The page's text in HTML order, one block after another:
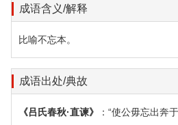
成语含义/解释
比喻不忘本。
成语出处/典故
《吕氏春秋·直谏》 ：“使公毋忘出奔